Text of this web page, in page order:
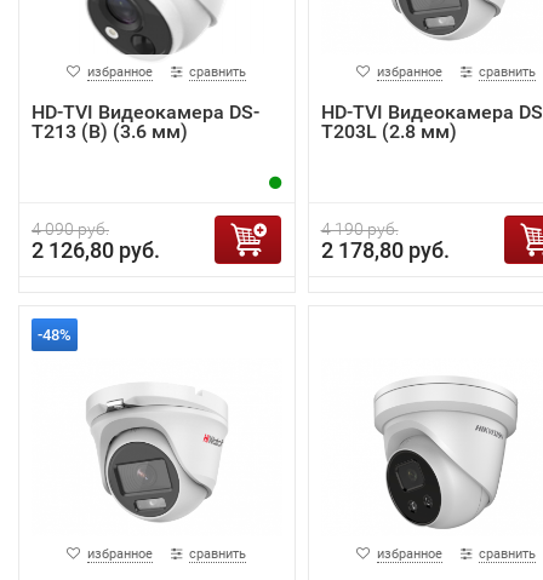
избранное сравнить
HD-TVI Видеокамера DS-
T213 (B) (3.6 мм)
4 090 руб.
2 126,80 руб.
избранное сравнить
HD-TVI Видеокамера
T203L (2.8 мм)
4 190 руб.
2 178,80 руб.
-48%
избранное сравнить избранное сравнить